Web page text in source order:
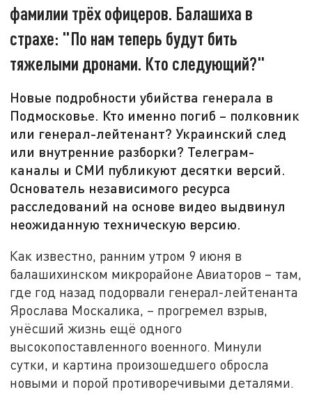
фамилии трёх офицеров. Балашиха в
страхе: "По нам теперь будут бить
тяжелыми дронами. Кто следующий?"
Новые подробности убийства генерала в
Подмосковье. Кто именно погиб – полковник
или генерал-лейтенант? Украинский след
или внутренние разборки? Телеграм-
каналы и СМИ публикуют десятки версий.
Основатель независимого ресурса
расследований на основе видео выдвинул
неожиданную техническую версию.
Как известно, ранним утром 9 июня в
балашихинском микрорайоне Авиаторов – там,
где год назад подорвали генерал-лейтенанта
Ярослава Москалика, – прогремел взрыв,
унёсший жизнь ещё одного
высокопоставленного военного. Минули
сутки, и картина произошедшего обросла
новыми и порой противоречивыми деталями.